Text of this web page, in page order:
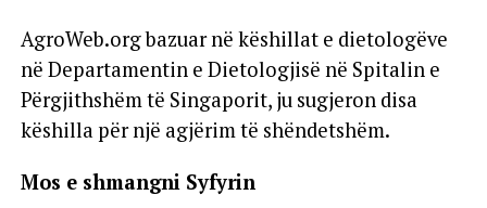
AgroWeb.org bazuar në këshillat e dietologëve
në Departamentin e Dietologjisë në Spitalin e
Përgjithshëm të Singaporit, ju sugjeron disa
këshilla për një agjërim të shëndetshëm.
Mos e shmangni Syfyrin